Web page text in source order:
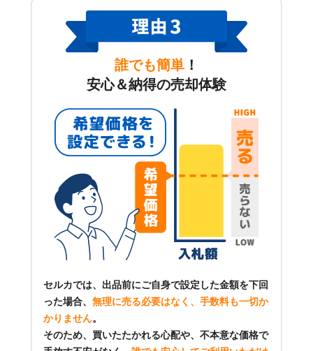
誰でも簡単 ！
安心＆納得の売却体験
セルカでは、出品前にご自身で設定した金額を下回
った場合、 無理に売る必要はなく、手数料も一切か
かりません。
そのため、買いたたかれる心配や、不本意な価格で